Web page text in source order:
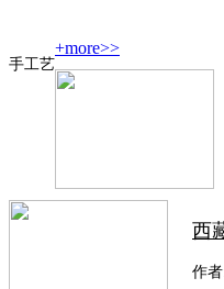
手工艺
+more>>
西
作